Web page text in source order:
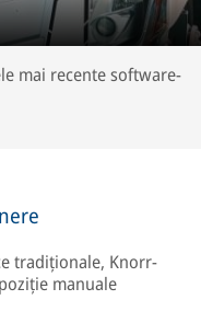
mai recente software-
tradiționale, Knorr-
manuale